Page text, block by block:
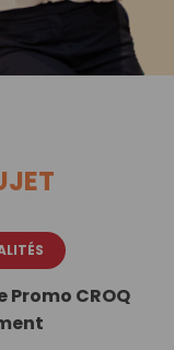
Promo CROQ